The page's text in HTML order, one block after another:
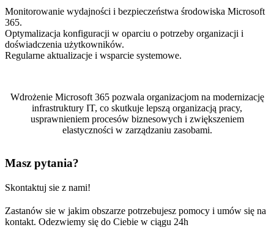
Monitorowanie wydajności i bezpieczeństwa środowiska Microsoft
365.
Optymalizacja konfiguracji w oparciu o potrzeby organizacji i
doświadczenia użytkowników.
Regularne aktualizacje i wsparcie systemowe.
Wdrożenie Microsoft 365 pozwala organizacjom na modernizację
infrastruktury IT, co skutkuje lepszą organizacją pracy,
usprawnieniem procesów biznesowych i zwiększeniem
elastyczności w zarządzaniu zasobami.
Masz pytania?
Skontaktuj sie z nami!
Zastanów sie w jakim obszarze potrzebujesz pomocy i umów się na
kontakt. Odezwiemy się do Ciebie w ciągu 24h